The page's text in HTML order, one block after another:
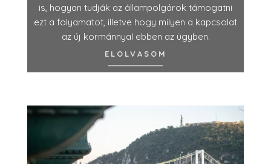
is, hogyan tudják az állampolgárok támogatni
ezt a folyamatot, illetve hogy milyen a kapcsolat
az új kormánnyal ebben az ügyben.
ELOLVASOM